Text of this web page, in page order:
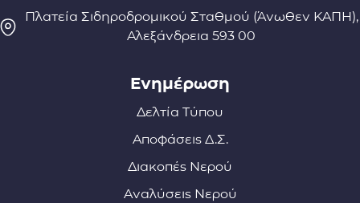
Πλατεία Σιδηροδρομικού Σταθμού (Άνωθεν ΚΑΠΗ),
Αλεξάνδρεια 593 00
Ενημέρωση
Δελτία Τύπου
Αποφάσεις Δ.Σ.
Διακοπές Νερού
Αναλύσεις Νερού